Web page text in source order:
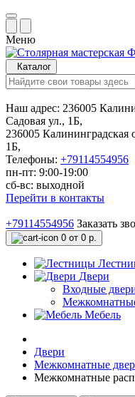
Меню
Каталог
Наш адрес: 236005
Садовая ул., 1Б,
236005 Калининградская
1Б,
Телефоны: +79114554956
пн-пт: 9:00-19:00
сб-вс: выходной
Перейти в контакты
+79114554956 Заказать
0 от 0 р.
Двери
Входные
Мебель
Двери
Межкомнатные
Межкомнатные